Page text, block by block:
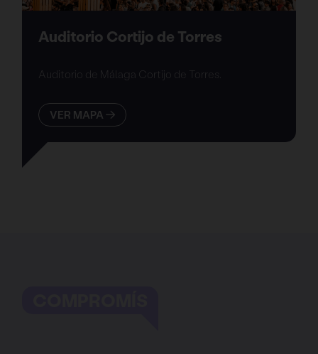
Auditorio Cortijo de Torres
Auditorio de Málaga Cortijo de Torres.
VER MAPA